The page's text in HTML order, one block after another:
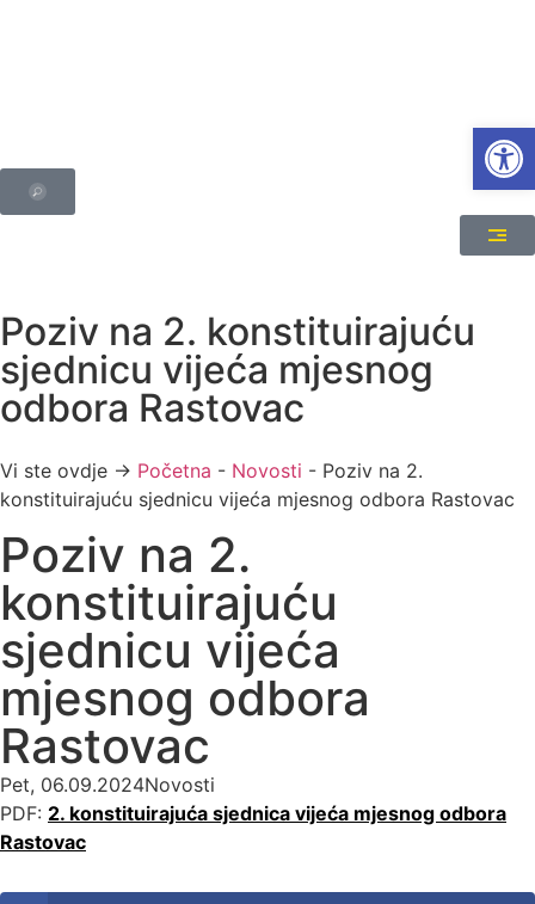
Poziv na 2. konstituirajuću
sjednicu vijeća mjesnog
odbora Rastovac
Vi ste ovdje → Početna - Novosti - Poziv na 2.
konstituirajuću sjednicu vijeća mjesnog odbora Rastovac
Poziv na 2.
konstituirajuću
sjednicu vijeća
mjesnog odbora
Rastovac
Pet, 06.09.2024Novosti
PDF: 2. konstituirajuća sjednica vijeća mjesnog odbora
Rastovac